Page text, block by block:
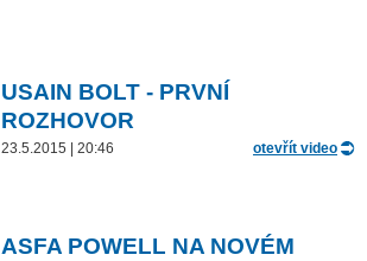
USAIN BOLT - PRVNÍ
ROZHOVOR
23.5.2015 | 20:46 otevřít video
ASFA POWELL NA NOVÉM